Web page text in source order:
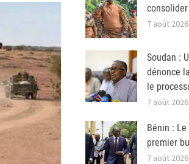
7 août 2026
Soudan :
dénonce
le
7 août 2026
Bénin :
premier
7 août 2026